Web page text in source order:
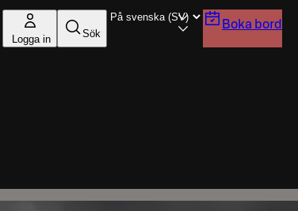
Logga in Sök
Boka bord